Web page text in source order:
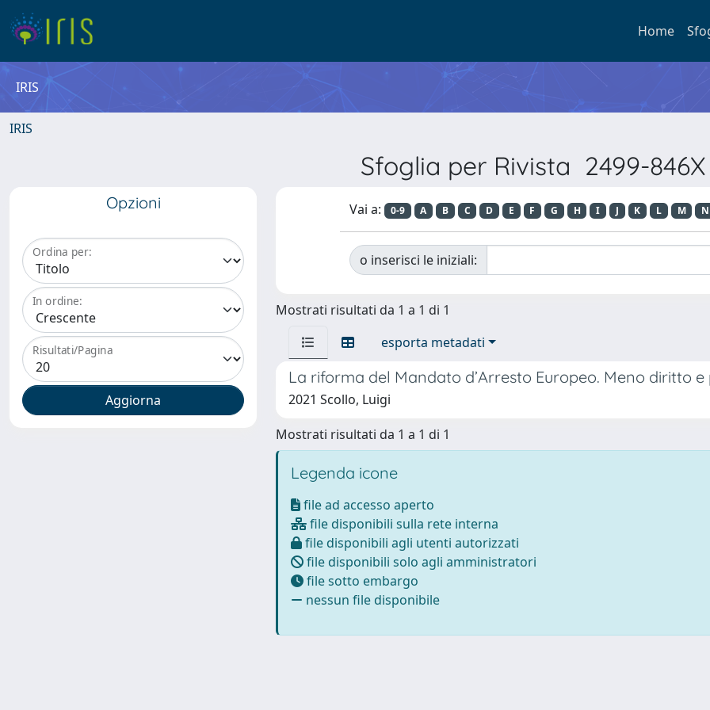
Home
IRIS
IRIS
Sfoglia per Rivista 2499-846X
Opzioni
Ordina per:
In ordine:
Risultati/Pagina
Vai a: 0-9 A B C D E F G H I J K L M N
o inserisci le iniziali:
Mostrati risultati da 1 a 1 di 1
esporta metadati
La riforma del Mandato d’Arresto Europeo. Meno diritto e
2021 Scollo, Luigi
Mostrati risultati da 1 a 1 di 1
Legenda icone
file ad accesso aperto
file disponibili sulla rete interna
file disponibili agli utenti autorizzati
file disponibili solo agli amministratori
file sotto embargo
nessun file disponibile